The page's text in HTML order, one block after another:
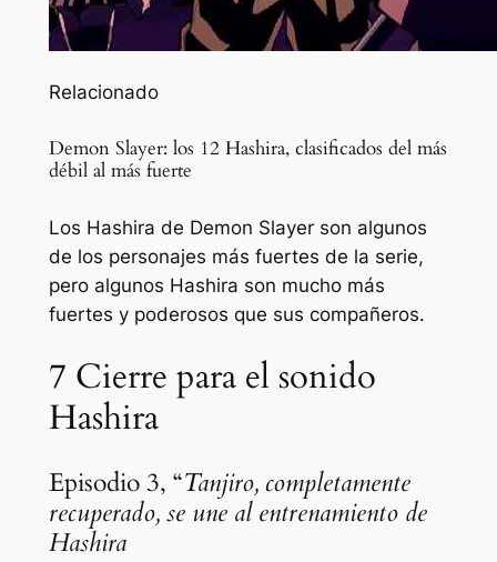
Relacionado
Demon Slayer: los 12 Hashira, clasificados del más
débil al más fuerte
Los Hashira de Demon Slayer son algunos
de los personajes más fuertes de la serie,
pero algunos Hashira son mucho más
fuertes y poderosos que sus compañeros.
7 Cierre para el sonido
Hashira
Episodio 3, “Tanjiro, completamente
recuperado, se une al entrenamiento de
Hashira